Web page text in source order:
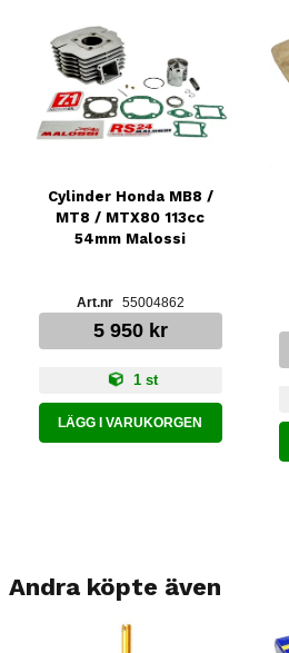
Cylinder Honda MB8 /
MT8 / MTX80 113cc
54mm Malossi
55004862
5 950 kr
1 st
LÄGG I VARUKORGEN
Andra köpte även